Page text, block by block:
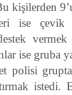
kişilerden
ise
destek
ise gruba
istedi.